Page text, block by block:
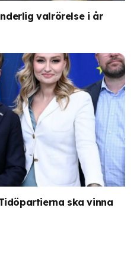
valrörelse i år
ska vinna